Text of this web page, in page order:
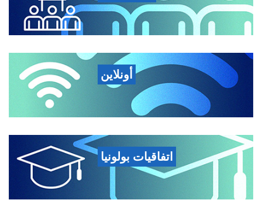
أونلاين
اتفاقيات بولونيا